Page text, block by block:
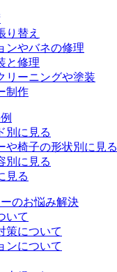
り替え
ンやバネの修理
と修理
リーニングや塗装
制作
別に見る
や椅子の形状別に見る
別に見る
見る
のお悩み解決
いて
策について
ンについて